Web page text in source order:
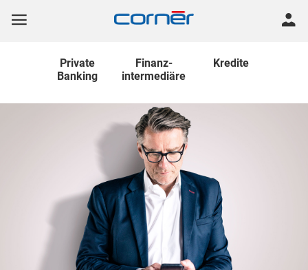
Private
Banking
Finanz-
intermediäre
Kredite